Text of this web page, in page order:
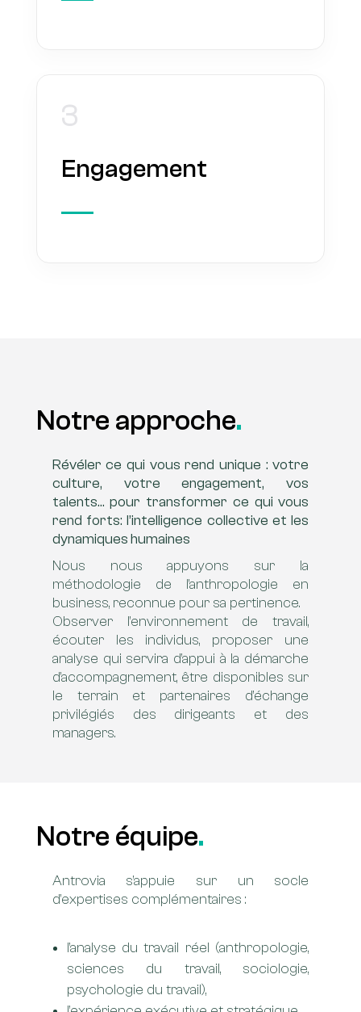
3
Engagement
Notre approche.
Révéler ce qui vous rend unique : votre
culture, votre engagement, vos
talents… pour transformer ce qui vous
rend forts: l’intelligence collective et les
dynamiques humaines
Nous nous appuyons sur la
méthodologie de l’anthropologie en
business, reconnue pour sa pertinence.
Observer l’environnement de travail,
écouter les individus, proposer une
analyse qui servira d’appui à la démarche
d’accompagnement, être disponibles sur
le terrain et partenaires d’échange
privilégiés des dirigeants et des
managers.
Notre équipe.
Antrovia s’appuie sur un socle
d’expertises complémentaires :
l’analyse du travail réel (anthropologie,
sciences du travail, sociologie,
psychologie du travail),